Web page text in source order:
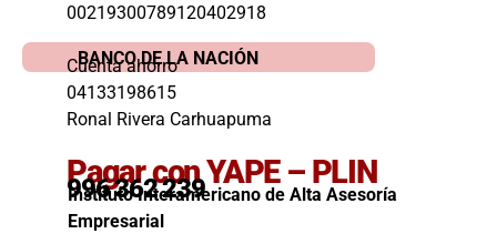
00219300789120402918
BANCO DE LA NACIÓN
Cuenta ahorro
04133198615
Ronal Rivera Carhuapuma
Pagar con YAPE – PLIN
996 362 239
Instituto Interamericano de Alta Asesoría
Empresarial